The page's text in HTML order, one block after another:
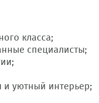
класса;
специалисты;
и уютный интерьер;